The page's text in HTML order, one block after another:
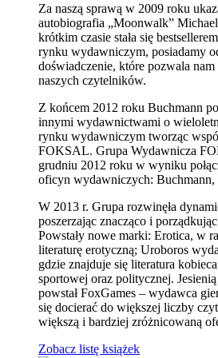
Za naszą sprawą w 2009 roku
autobiografia „Moonwalk”
krótkim czasie stała się
rynku wydawniczym, posiadamy
doświadczenie, które pozwala
naszych czytelników.
Z końcem 2012 roku Buchmann
innymi wydawnictwami o
rynku wydawniczym tworząc
FOKSAL. Grupa Wydawnicza
grudniu 2012 roku w wyniku
oficyn wydawniczych:
W 2013 r. Grupa rozwinęła
poszerzając znacząco i
Powstały nowe marki: Erotica, w
literaturę erotyczną; Uroboros
gdzie znajduje się literatura
sportowej oraz politycznej.
powstał FoxGames – wydawca
się docierać do większej liczby
większą i bardziej zróżnicowaną
Zobacz listę książek